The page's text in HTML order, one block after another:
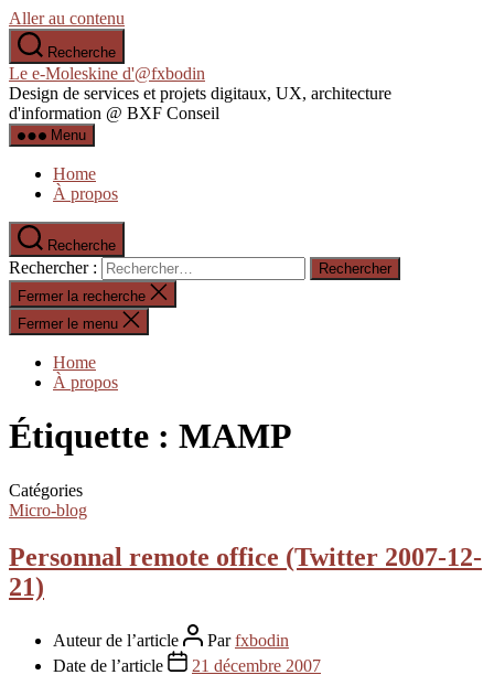
Aller au contenu
Recherche
Le e-Moleskine d'@fxbodin
Design de services et projets digitaux, UX, architecture
d'information @ BXF Conseil
Menu
Home
À propos
Recherche
Rechercher :
Fermer la recherche
Fermer le menu
Home
À propos
Étiquette : MAMP
Catégories
Micro-blog
Personnal remote office (Twitter 2007-12-
21)
Auteur de l’article Parfxbodin
Date de l’article
21 décembre 2007